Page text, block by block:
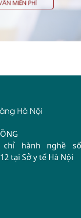
Hà Nội
chỉ hành nghề số
tại Sở y tế Hà Nội